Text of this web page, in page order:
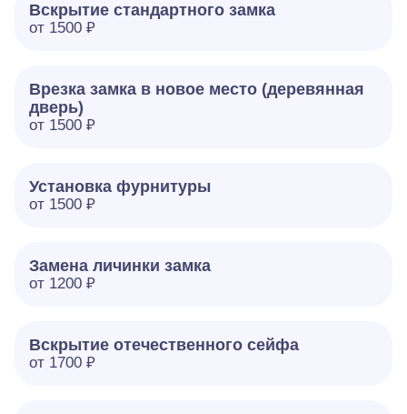
Вскрытие стандартного замка
от 1500 ₽
Врезка замка в новое место (деревянная
дверь)
от 1500 ₽
Установка фурнитуры
от 1500 ₽
Замена личинки замка
от 1200 ₽
Вскрытие отечественного сейфа
от 1700 ₽